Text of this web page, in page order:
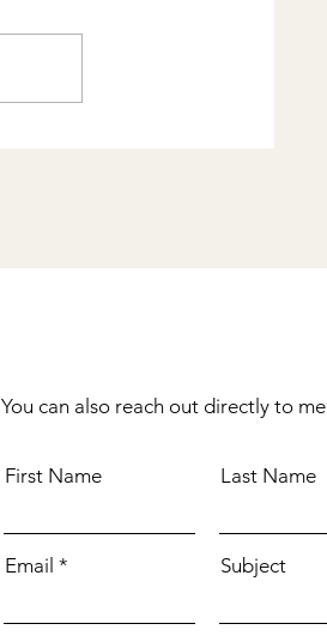
You can also reach out directly to me
First Name Last Name
Email Subject